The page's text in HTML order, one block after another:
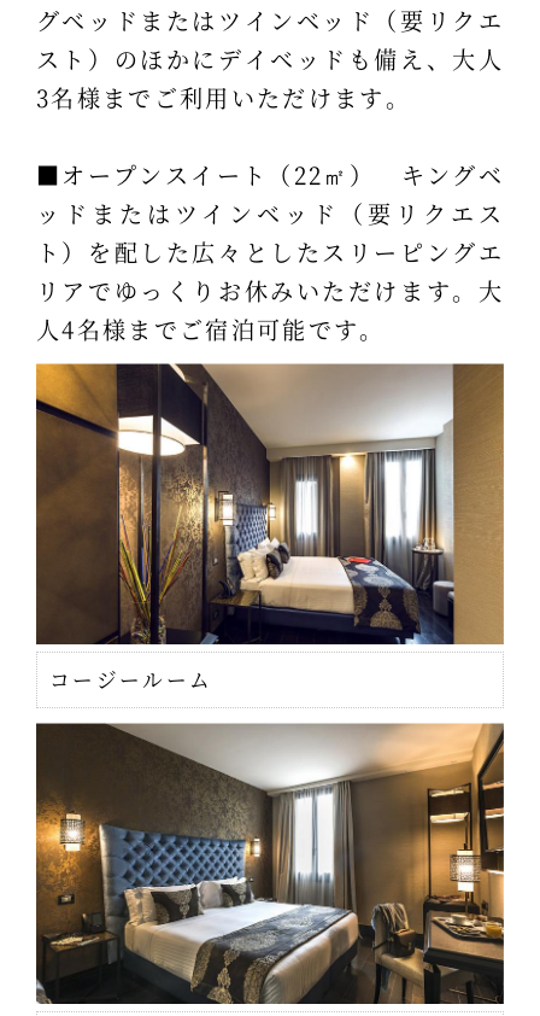
グベッドまたはツインベッド（要リクエ
スト）のほかにデイベッドも備え、大人
3名様までご利用いただけます。
■オープンスイート（22㎡） キングベ
ッドまたはツインベッド（要リクエス
ト）を配した広々としたスリーピングエ
リアでゆっくりお休みいただけます。大
人4名様までご宿泊可能です。
コージールーム